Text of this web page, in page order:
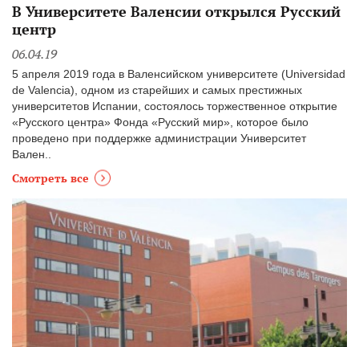
В Университете Валенсии открылся Русский
центр
06.04.19
5 апреля 2019 года в Валенсийском университете (Universidad
de Valencia), одном из старейших и самых престижных
университетов Испании, состоялось торжественное открытие
«Русского центра» Фонда «Русский мир», которое было
проведено при поддержке администрации Университет
Вален..
Смотреть все